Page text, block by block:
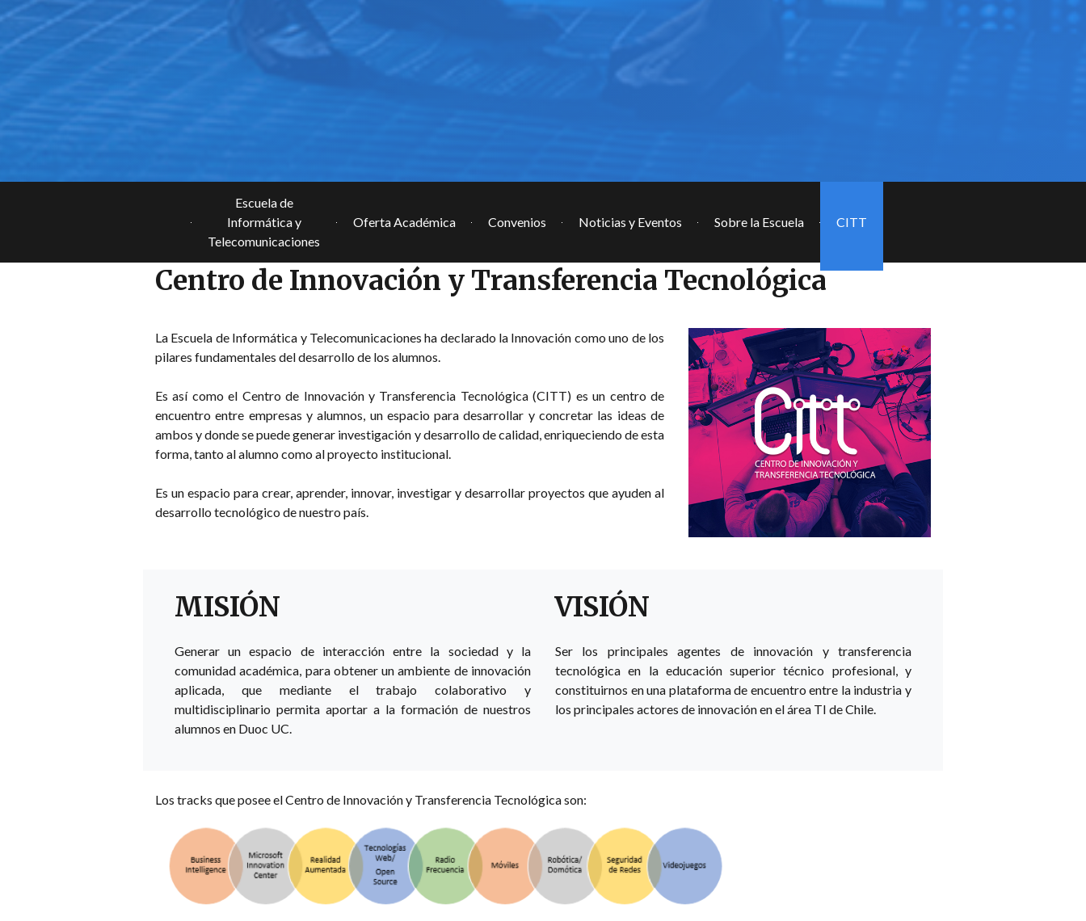
Escuela de
Informática y
Telecomunicaciones
Oferta Académica Convenios Noticias y Eventos Sobre la Escuela CITT
Centro de Innovación y Transferencia Tecnológica
La Escuela de Informática y Telecomunicaciones ha declarado la Innovación como uno de los
pilares fundamentales del desarrollo de los alumnos.
Es así como el Centro de Innovación y Transferencia Tecnológica (CITT) es un centro de
encuentro entre empresas y alumnos, un espacio para desarrollar y concretar las ideas de
ambos y donde se puede generar investigación y desarrollo de calidad, enriqueciendo de esta
forma, tanto al alumno como al proyecto institucional.
Es un espacio para crear, aprender, innovar, investigar y desarrollar proyectos que ayuden al
desarrollo tecnológico de nuestro país.
MISIÓN
Generar un espacio de interacción entre la sociedad y la
comunidad académica, para obtener un ambiente de innovación
aplicada, que mediante el trabajo colaborativo y
multidisciplinario permita aportar a la formación de nuestros
alumnos en Duoc UC.
VISIÓN
Ser los principales agentes de innovación y transferencia
tecnológica en la educación superior técnico profesional, y
constituirnos en una plataforma de encuentro entre la industria y
los principales actores de innovación en el área TI de Chile.
Los tracks que posee el Centro de Innovación y Transferencia Tecnológica son: